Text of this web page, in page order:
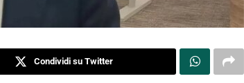
Condividi su Twitter